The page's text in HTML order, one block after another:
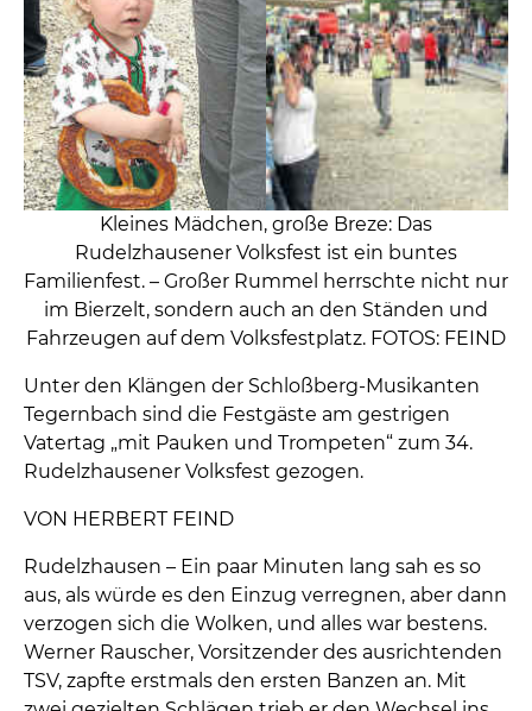
Kleines Mädchen, große Breze: Das
Rudelzhausener Volksfest ist ein buntes
Familienfest. – Großer Rummel herrschte nicht nur
im Bierzelt, sondern auch an den Ständen und
Fahrzeugen auf dem Volksfestplatz. FOTOS: FEIND
Unter den Klängen der Schloßberg-Musikanten
Tegernbach sind die Festgäste am gestrigen
Vatertag „mit Pauken und Trompeten“ zum 34.
Rudelzhausener Volksfest gezogen.
VON HERBERT FEIND
Rudelzhausen – Ein paar Minuten lang sah es so
aus, als würde es den Einzug verregnen, aber dann
verzogen sich die Wolken, und alles war bestens.
Werner Rauscher, Vorsitzender des ausrichtenden
TSV, zapfte erstmals den ersten Banzen an. Mit